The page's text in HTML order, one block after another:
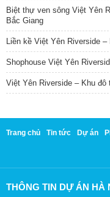
Biệt thự ven sông Việt Yên
Bắc Giang
Liền kề Việt Yên Riverside
Shophouse Việt Yên
Việt Yên Riverside – Khu
Trang chủ Tin tức Dự án
THÔNG TIN DỰ ÁN HÀ